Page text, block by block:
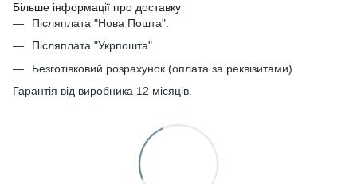
Більше інформації про доставку
Післяплата "Нова Пошта".
Післяплата "Укрпошта".
Безготівковий розрахунок (оплата за реквізитами)
Гарантія від виробника 12 місяців.